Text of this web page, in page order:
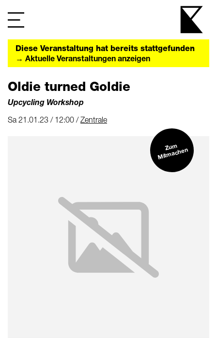
Diese Veranstaltung hat bereits stattgefunden
→ Aktuelle Veranstaltungen anzeigen
Oldie turned Goldie
Upcycling Workshop
Sa 21.01.23 / 12:00 /Zentrale
Zu
m
Mit
machen